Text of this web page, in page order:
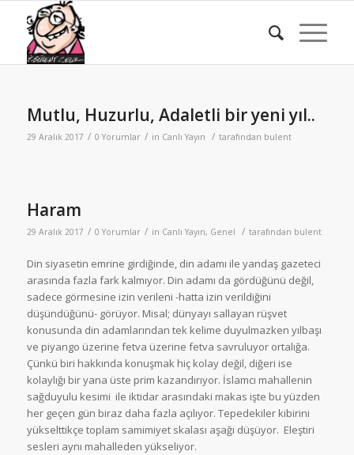
Mutlu, Huzurlu, Adaletli bir yeni yıl..
29 Aralık 2017 / 0 Yorumlar / in Canlı Yayın / tarafından bulent
Haram
29 Aralık 2017 / 0 Yorumlar / in Canlı Yayın, Genel / tarafından bulent
Din siyasetin emrine girdiğinde, din adamı ile yandaş gazeteci
arasında fazla fark kalmıyor. Din adamı da gördüğünü değil,
sadece görmesine izin verileni -hatta izin verildiğini
düşündüğünü- görüyor. Misal; dünyayı sallayan rüşvet
konusunda din adamlarından tek kelime duyulmazken yılbaşı
ve piyango üzerine fetva üzerine fetva savruluyor ortalığa.
Çünkü biri hakkında konuşmak hiç kolay değil, diğeri ise
kolaylığı bir yana üste prim kazandırıyor. İslamcı mahallenin
sağduyulu kesimi ile iktidar arasındaki makas işte bu yüzden
her geçen gün biraz daha fazla açılıyor. Tepedekiler kibirini
yükselttikçe toplam samimiyet skalası aşağı düşüyor. Eleştiri
sesleri aynı mahalleden yükseliyor.